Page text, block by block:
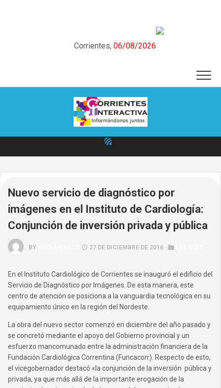
Corrientes, 06/08/2026
Nuevo servicio de diagnóstico por
imágenes en el Instituto de Cardiología:
Conjunción de inversión privada y pública
BY 27 DE DICIEMBRE DE 2016 ·
En el Instituto Cardiológico de Corrientes se inauguró el edificio del
Servicio de Diagnóstico por Imágenes. De esta manera, este
centro de atención se posiciona a la vanguardia tecnológica en su
equipamiento único en la región del Nordeste.
La obra del nuevo sector comenzó en diciembre del año pasado y
se concretó mediante el apoyo del Gobierno provincial y un
esfuerzo mancomunado entre la administración financiera de la
Fundación Cardiológica Correntina (Funcacorr). Respecto de esto,
el vicegobernador destacó «la conjunción de la inversión pública y
privada, ya que más allá de la importante erogación de la